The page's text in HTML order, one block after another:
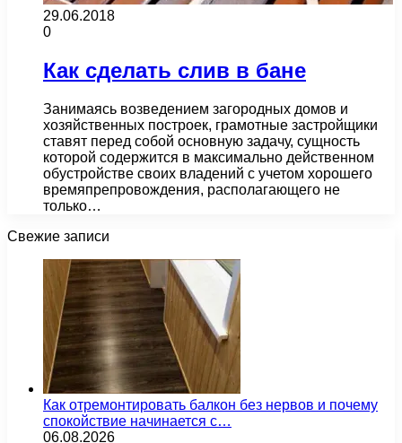
29.06.2018
0
Как сделать слив в бане
Занимаясь возведением загородных домов и
хозяйственных построек, грамотные застройщики
ставят перед собой основную задачу, сущность
которой содержится в максимально действенном
обустройстве своих владений с учетом хорошего
времяпрепровождения, располагающего не
только…
Свежие записи
Как отремонтировать балкон без нервов и почему
спокойствие начинается с…
06.08.2026